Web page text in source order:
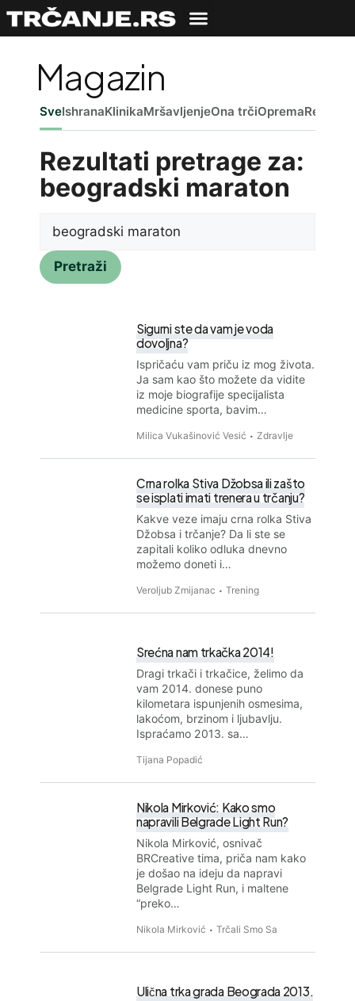
Magazin
SveIshranaKlinikaMršavljenjeOna trčiOpremaReč
Rezultati pretrage za:
beogradski maraton
Pretraži
Sigurni ste da vam je voda
dovoljna?
Ispričaću vam priču iz mog života.
Ja sam kao što možete da vidite
iz moje biografije specijalista
medicine sporta, bavim…
Milica Vukašinović Vesić Zdravlje
Crna rolka Stiva Džobsa ili zašto
se isplati imati trenera u trčanju?
Kakve veze imaju crna rolka Stiva
Džobsa i trčanje? Da li ste se
zapitali koliko odluka dnevno
možemo doneti i…
Veroljub Zmijanac Trening
Srećna nam trkačka 2014!
Dragi trkači i trkačice, želimo da
vam 2014. donese puno
kilometara ispunjenih osmesima,
lakoćom, brzinom i ljubavlju.
Ispraćamo 2013. sa…
Tijana Popadić
Nikola Mirković: Kako smo
napravili Belgrade Light Run?
Nikola Mirković, osnivač
BRCreative tima, priča nam kako
je došao na ideju da napravi
Belgrade Light Run, i maltene
“preko…
Nikola Mirković Trčali Smo Sa
Ulična trka grada Beograda 2013.